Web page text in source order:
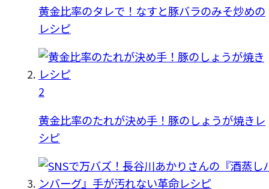
黄金比率のタレで！なすと豚バラのみそ炒めの
レシピ
2
黄金比率のたれが決め手！豚のしょうが焼きレ
シピ